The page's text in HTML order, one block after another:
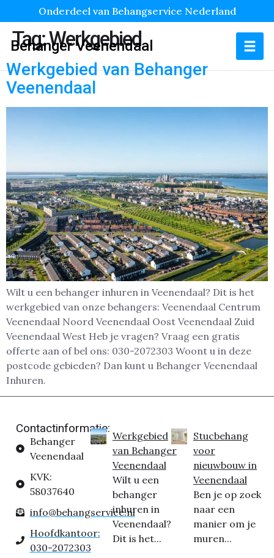
Onderdeel van Behangservice Nederland
Behanger Veenendaal
Tag:Werkgebied
Werkgebied van Behanger
Veenendaal
Wilt u een behanger inhuren in Veenendaal? Dit is het
werkgebied van onze behangers: Veenendaal Centrum
Veenendaal Noord Veenendaal Oost Veenendaal Zuid
Veenendaal West Heb je vragen? Vraag een gratis
offerte aan of bel ons: 030-2072303 Woont u in deze
postcode gebieden? Dan kunt u Behanger Veenendaal
Inhuren.
Contactinformatie:
Behanger
Veenendaal
KVK:
58037640
info@behangservice.nl
Hoofdkantoor:
030-2072303
Werkgebied
van Behanger
Veenendaal
Wilt u een
behanger
inhuren in
Veenendaal?
Dit is het...
Stucbehang
voor
nieuwbouw in
Veenendaal
Ben je op zoek
naar een
manier om je
muren...